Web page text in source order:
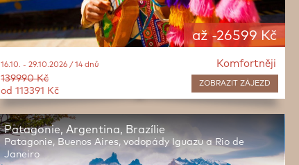
až -26599 Kč
Komfortněji
ZOBRAZIT ZÁJEZD
16.10. - 29.10.2026 / 14 dnů
139990 Kč
od 113391 Kč
Patagonie, Argentina, Brazílie
Patagonie, Buenos Aires, vodopády Iguazu a Rio de
Janeiro